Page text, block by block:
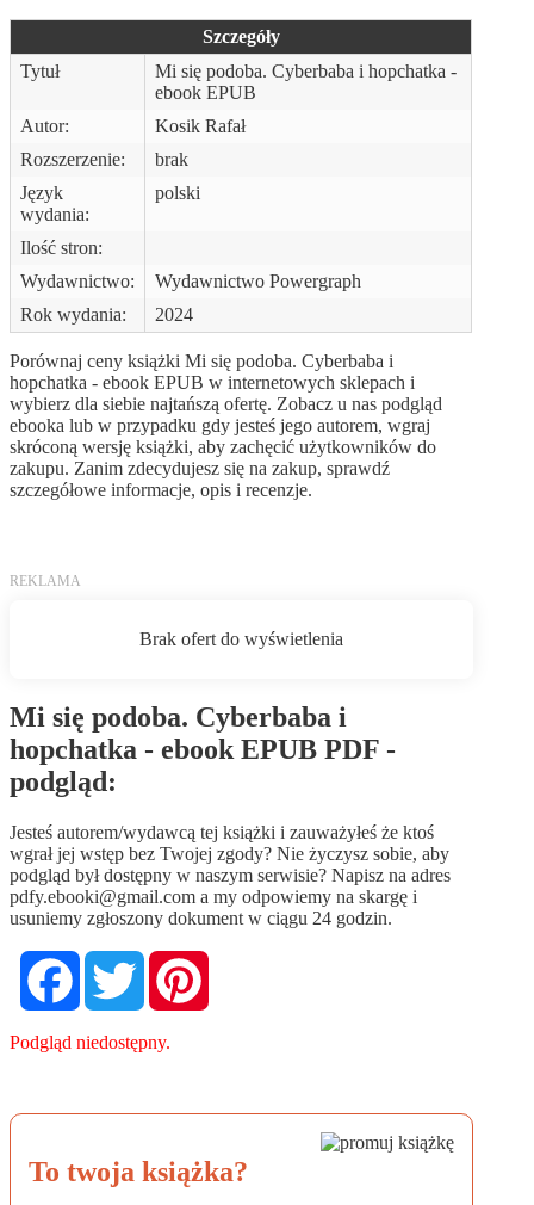
Szczegóły
Tytuł
Mi się podoba. Cyberbaba i hopchatka -
ebook EPUB
Autor:
Kosik Rafał
Rozszerzenie:
brak
Język
wydania:
polski
Ilość stron:
Wydawnictwo:
Wydawnictwo Powergraph
Rok wydania:
2024
Porównaj ceny książki Mi się podoba. Cyberbaba i
hopchatka - ebook EPUB w internetowych sklepach i
wybierz dla siebie najtańszą ofertę. Zobacz u nas podgląd
ebooka lub w przypadku gdy jesteś jego autorem, wgraj
skróconą wersję książki, aby zachęcić użytkowników do
zakupu. Zanim zdecydujesz się na zakup, sprawdź
szczegółowe informacje, opis i recenzje.
Mi się podoba. Cyberbaba i
hopchatka - ebook EPUB PDF -
podgląd:
Jesteś autorem/wydawcą tej książki i zauważyłeś że ktoś
wgrał jej wstęp bez Twojej zgody? Nie życzysz sobie, aby
podgląd był dostępny w naszym serwisie? Napisz na adres
pdfy.ebooki@gmail.com a my odpowiemy na skargę i
usuniemy zgłoszony dokument w ciągu 24 godzin.
FacebookTwitter
Podgląd niedostępny.
To twoja książka?